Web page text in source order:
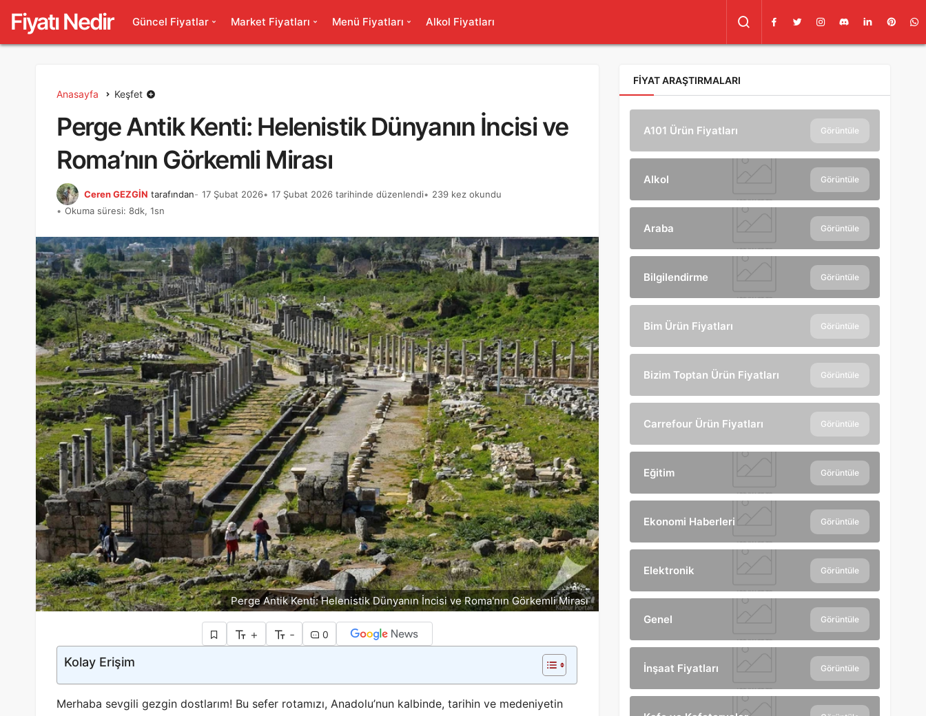
Fiyatı Nedir Güncel Fiyatlar Market Fiyatları Menü Fiyatları Alkol Fiyatları
Anasayfa Keşfet
Perge Antik Kenti: Helenistik Dünyanın İncisi ve
Roma’nın Görkemli Mirası
Ceren GEZGİN tarafından 17 Şubat 2026 17 Şubat 2026 tarihinde düzenlendi
239 kez okundu
Okuma süresi: 8dk, 1sn
Perge Antik Kenti: Helenistik Dünyanın İncisi ve Roma'nın Görkemli Mirası
+ - 0
Kolay Erişim
Merhaba sevgili gezgin dostlarım! Bu sefer rotamızı, Anadolu’nun kalbinde, tarihin ve medeniyetin
FIYAT ARAŞTIRMALARI
A101 Ürün Fiyatları Görüntüle
Alkol Görüntüle
Araba Görüntüle
Bilgilendirme Görüntüle
Bim Ürün Fiyatları Görüntüle
Bizim Toptan Ürün Fiyatları Görüntüle
Carrefour Ürün Fiyatları Görüntüle
Eğitim Görüntüle
Ekonomi Haberleri Görüntüle
Elektronik Görüntüle
Genel Görüntüle
İnşaat Fiyatları Görüntüle